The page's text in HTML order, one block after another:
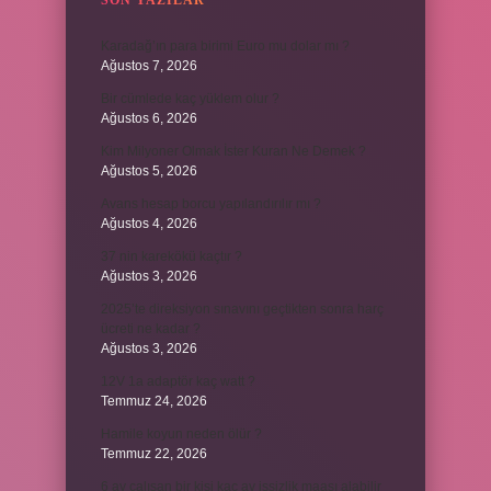
Karadağ’ın para birimi Euro mu dolar mı ?
Ağustos 7, 2026
Ağustos 6, 2026
Ağustos 5, 2026
Ağustos 4, 2026
Ağustos 3, 2026
Ağustos 3, 2026
Temmuz 24, 2026
Temmuz 22, 2026